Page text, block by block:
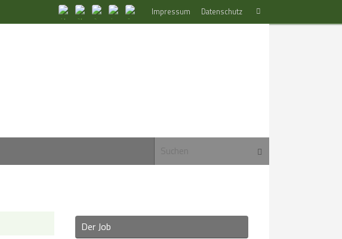
Impressum Datenschutz
nach:
Suchen
Suchen
Der Job